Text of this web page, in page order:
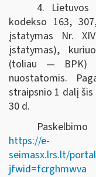
4. Lietuvos
kodekso 163,
įstatymas Nr.
įstatymas),
(toliau — BPK)
nuostatomis.
straipsnio 1 dalį
30 d.
https://e-
seimasx.lrs.lt/
jfwid=fcrghmwva